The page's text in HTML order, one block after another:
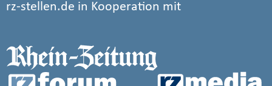
rz-stellen.de in Kooperation mit